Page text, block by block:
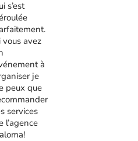
s’est
vous avez
à
je
peux que
services
l’agence